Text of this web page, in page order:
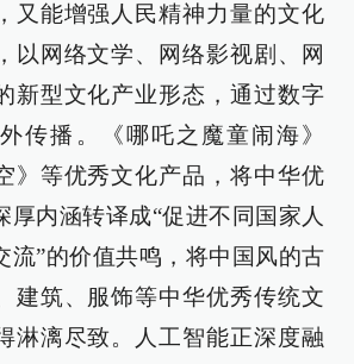
又能增强人民精神力量的文化
以网络文学、网络影视剧、网
新型文化产业形态，通过数字
传播。《哪吒之魔童闹海》
》等优秀文化产品，将中华优
厚内涵转译成“促进不同国家人
流”的价值共鸣，将中国风的古
建筑、服饰等中华优秀传统文
淋漓尽致。人工智能正深度融